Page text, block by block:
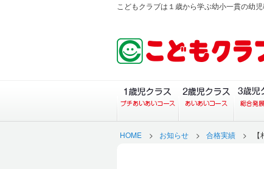
こどもクラブは１歳から学ぶ幼小一貫の幼
１歳児クラス（プチあ
２歳児
HOME > お知らせ > 合格実績 >